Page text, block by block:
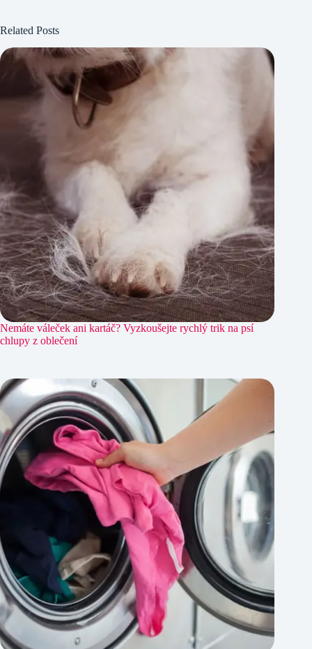
Related Posts
Nemáte váleček ani kartáč? Vyzkoušejte rychlý trik na psí
chlupy z oblečení